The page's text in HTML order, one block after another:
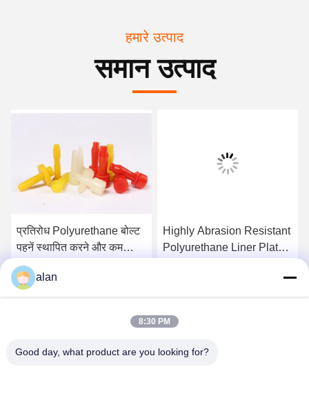
हमारे उत्पाद
समान उत्पाद
प्रतिरोध Polyurethane बोल्ट
पहनें स्थापित करने और कम
लागत को बदलने के लिए आसान है
सबसे अच्छी कीमत पाएं
Highly Abrasion Resistant
Polyurethane Liner Plate
alan
8:30 PM
Good day, what product are you looking for?